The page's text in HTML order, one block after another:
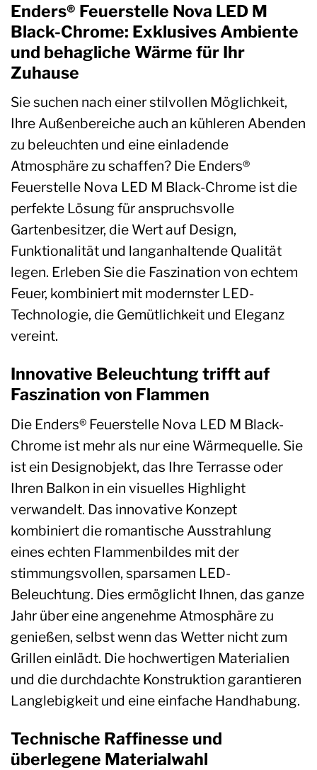
Enders® Feuerstelle Nova LED M
Black-Chrome: Exklusives Ambiente
und behagliche Wärme für Ihr
Zuhause
Sie suchen nach einer stilvollen Möglichkeit,
Ihre Außenbereiche auch an kühleren Abenden
zu beleuchten und eine einladende
Atmosphäre zu schaffen? Die Enders®
Feuerstelle Nova LED M Black-Chrome ist die
perfekte Lösung für anspruchsvolle
Gartenbesitzer, die Wert auf Design,
Funktionalität und langanhaltende Qualität
legen. Erleben Sie die Faszination von echtem
Feuer, kombiniert mit modernster LED-
Technologie, die Gemütlichkeit und Eleganz
vereint.
Innovative Beleuchtung trifft auf
Faszination von Flammen
Die Enders® Feuerstelle Nova LED M Black-
Chrome ist mehr als nur eine Wärmequelle. Sie
ist ein Designobjekt, das Ihre Terrasse oder
Ihren Balkon in ein visuelles Highlight
verwandelt. Das innovative Konzept
kombiniert die romantische Ausstrahlung
eines echten Flammenbildes mit der
stimmungsvollen, sparsamen LED-
Beleuchtung. Dies ermöglicht Ihnen, das ganze
Jahr über eine angenehme Atmosphäre zu
genießen, selbst wenn das Wetter nicht zum
Grillen einlädt. Die hochwertigen Materialien
und die durchdachte Konstruktion garantieren
Langlebigkeit und eine einfache Handhabung.
Technische Raffinesse und
überlegene Materialwahl